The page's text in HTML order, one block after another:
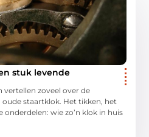
stuk levende
zoveel over de
staartklok. Het tikken, het
wie zo’n klok in huis